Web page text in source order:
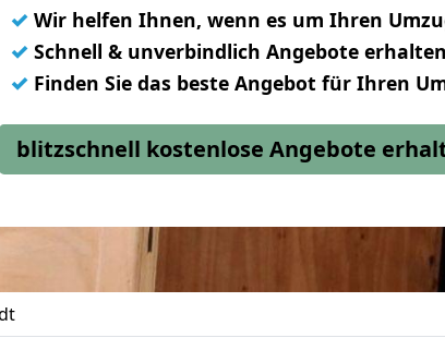
✓ Wir helfen Ihnen, wenn es um Ihren
✓ Schnell & unverbindlich Angebote
✓ Finden Sie das beste Angebot für Ihren
blitzschnell kostenlose Angebote